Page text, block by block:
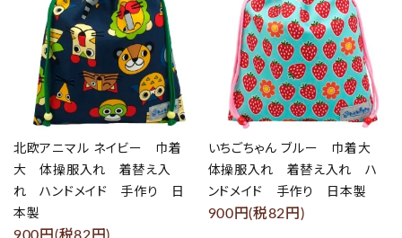
北欧アニマル ネイビー 巾着
大 体操服入れ 着替え入
れ ハンドメイド 手作り 日
本製
いちごちゃん ブルー 巾着大
体操服入れ 着替え入れ ハ
ンドメイド 手作り 日本製
900円(税82円)